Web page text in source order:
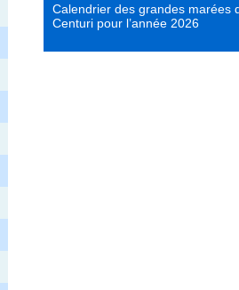
Calendrier des grandes marées
Centuri pour l’année 2026